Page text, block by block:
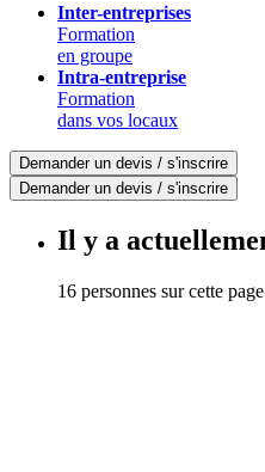
Inter-entreprises
Formation
en groupe
Intra-entreprise
Formation
dans vos locaux
Demander un devis / s'inscrire
Demander un devis / s'inscrire
Il y a
16 personnes sur cette page